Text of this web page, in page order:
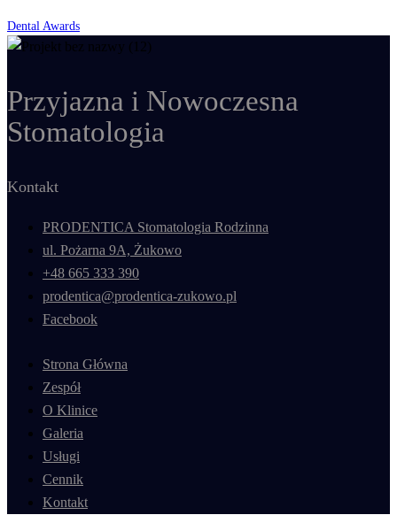
Dental Awards
Przyjazna i Nowoczesna
Stomatologia
Kontakt
PRODENTICA Stomatologia Rodzinna
ul. Pożarna 9A, Żukowo
+48 665 333 390
prodentica@prodentica-zukowo.pl
Facebook
Strona Główna
Zespół
O Klinice
Galeria
Usługi
Cennik
Kontakt